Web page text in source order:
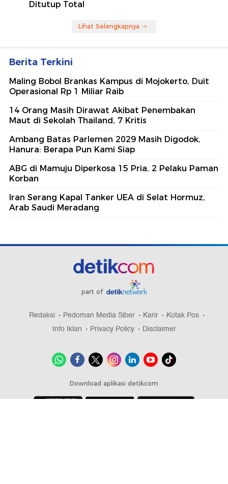
Ditutup Total
Lihat Selengkapnya
Berita Terkini
Maling Bobol Brankas Kampus di Mojokerto, Duit
Operasional Rp 1 Miliar Raib
14 Orang Masih Dirawat Akibat Penembakan
Maut di Sekolah Thailand, 7 Kritis
Ambang Batas Parlemen 2029 Masih Digodok,
Hanura: Berapa Pun Kami Siap
ABG di Mamuju Diperkosa 15 Pria, 2 Pelaku Paman
Korban
Iran Serang Kapal Tanker UEA di Selat Hormuz,
Arab Saudi Meradang
part of
Redaksi Pedoman Media Siber Karir
Kotak Pos
Info Iklan
Privacy Policy Disclaimer
Download aplikasi detikcom